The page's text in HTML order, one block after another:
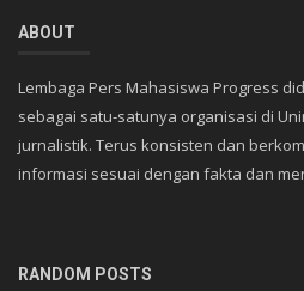
ABOUT
Lembaga Pers Mahasiswa Progress
sebagai satu-satunya organisasi di
jurnalistik. Terus konsisten dan
informasi sesuai dengan fakta dan
RANDOM POSTS